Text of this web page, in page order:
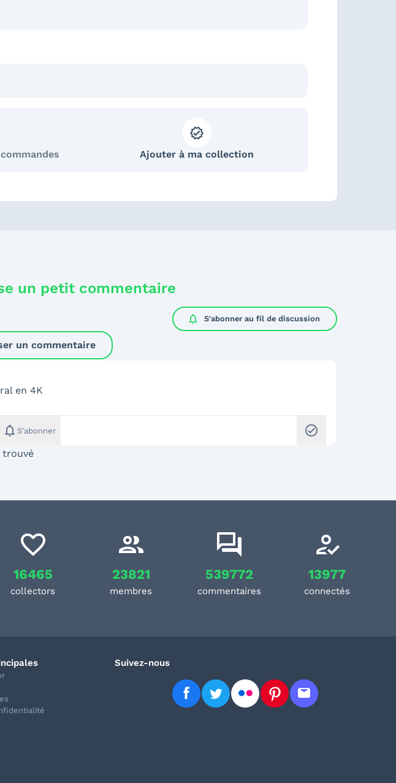
Ajouter à ma collection
un petit commentaire
notifications S'abonner au fil de discussion
un commentaire
en 4K
notifications S'abonner check_circle
trouvé
16465
collectors
23821
membres
539772
commentaires
13977
connectés
Suivez-nous